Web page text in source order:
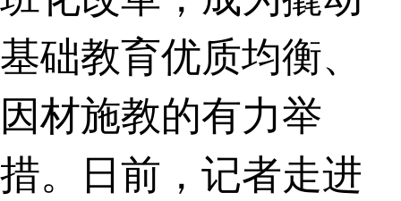
基础教育优质均衡、
因材施教的有力举
措。日前，记者走进